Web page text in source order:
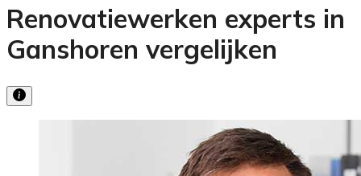
Renovatiewerken experts in
Ganshoren vergelijken